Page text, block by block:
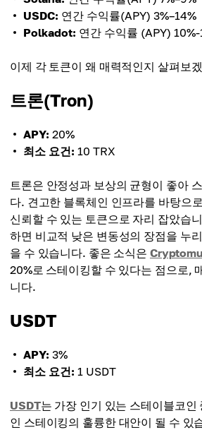
USDC: 연간 수익률(APY) 3%–14%
Polkadot: 연간 수익률 (APY)
이제 각 토큰이 왜 매력적인지 살펴보
트론(Tron)
APY: 20%
최소 요건: 10 TRX
트론은 안정성과 보상의 균형이 좋아
다. 견고한 블록체인 인프라를 바탕으
신뢰할 수 있는 토큰으로 자리 잡았습
하면 비교적 낮은 변동성의 장점을 누
을 수 있습니다. 좋은 소식은
20%로 스테이킹할 수 있다는 점으로,
니다.
USDT
APY: 3%
최소 요건: 1 USDT
USDT는 가장 인기 있는 스테이블코인
인 스테이킹의 훌륭한 대안이 될 수 있